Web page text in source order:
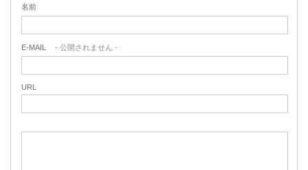
名前
E-MAIL - 公開されません -
URL